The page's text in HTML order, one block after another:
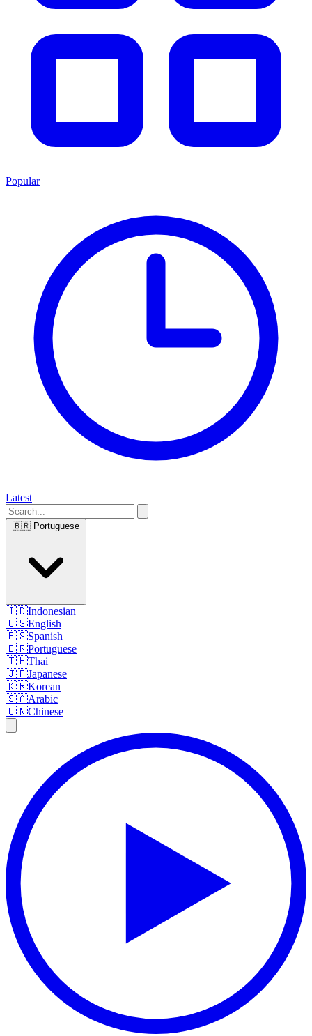
Popular
Latest
🇧🇷 Portuguese
🇮🇩Indonesian
🇺🇸English
🇪🇸Spanish
🇧🇷Portuguese
🇹🇭Thai
🇯🇵Japanese
🇰🇷Korean
🇸🇦Arabic
🇨🇳Chinese